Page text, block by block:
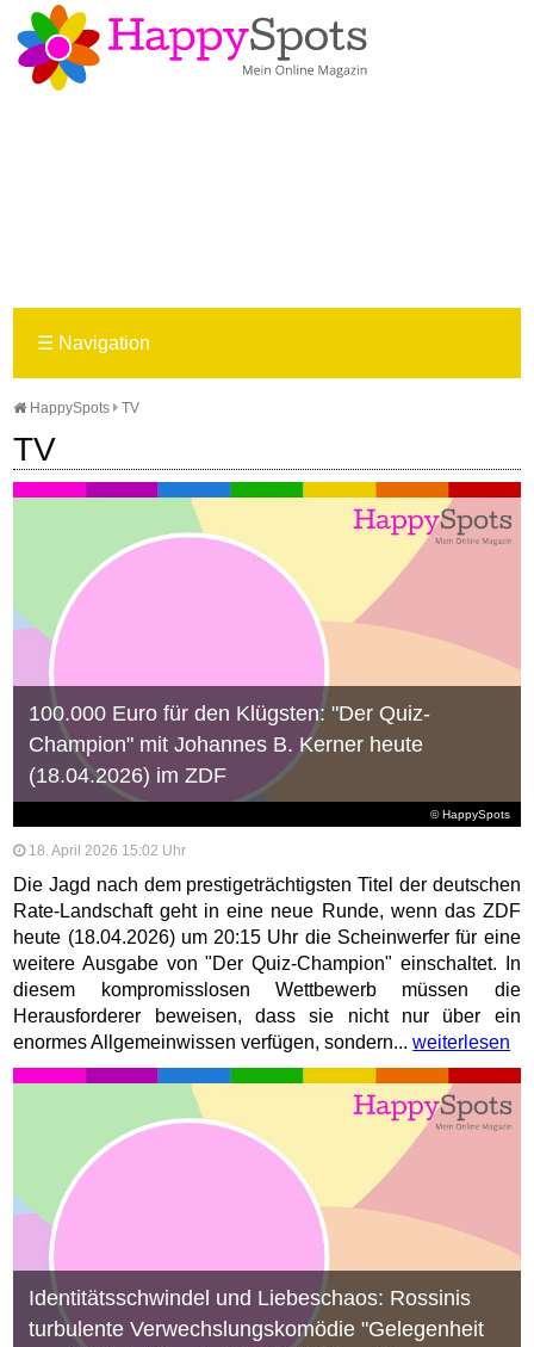
☰ Navigation
HappySpots TV
TV
© HappySpots
100.000 Euro für den Klügsten: "Der Quiz-
Champion" mit Johannes B. Kerner heute
(18.04.2026) im ZDF
18. April 2026 15:02 Uhr
Die Jagd nach dem prestigeträchtigsten Titel der deutschen
Rate-Landschaft geht in eine neue Runde, wenn das ZDF
heute (18.04.2026) um 20:15 Uhr die Scheinwerfer für eine
weitere Ausgabe von "Der Quiz-Champion" einschaltet. In
diesem kompromisslosen Wettbewerb müssen die
Herausforderer beweisen, dass sie nicht nur über ein
enormes Allgemeinwissen verfügen, sondern...weiterlesen
Identitätsschwindel und Liebeschaos: Rossinis
turbulente Verwechslungskomödie "Gelegenheit